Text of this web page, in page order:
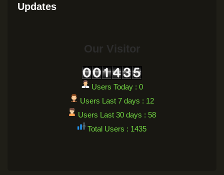
Updates
Our Visitor
Users Today : 0
Users Last 7 days : 12
Users Last 30 days : 58
Total Users : 1435